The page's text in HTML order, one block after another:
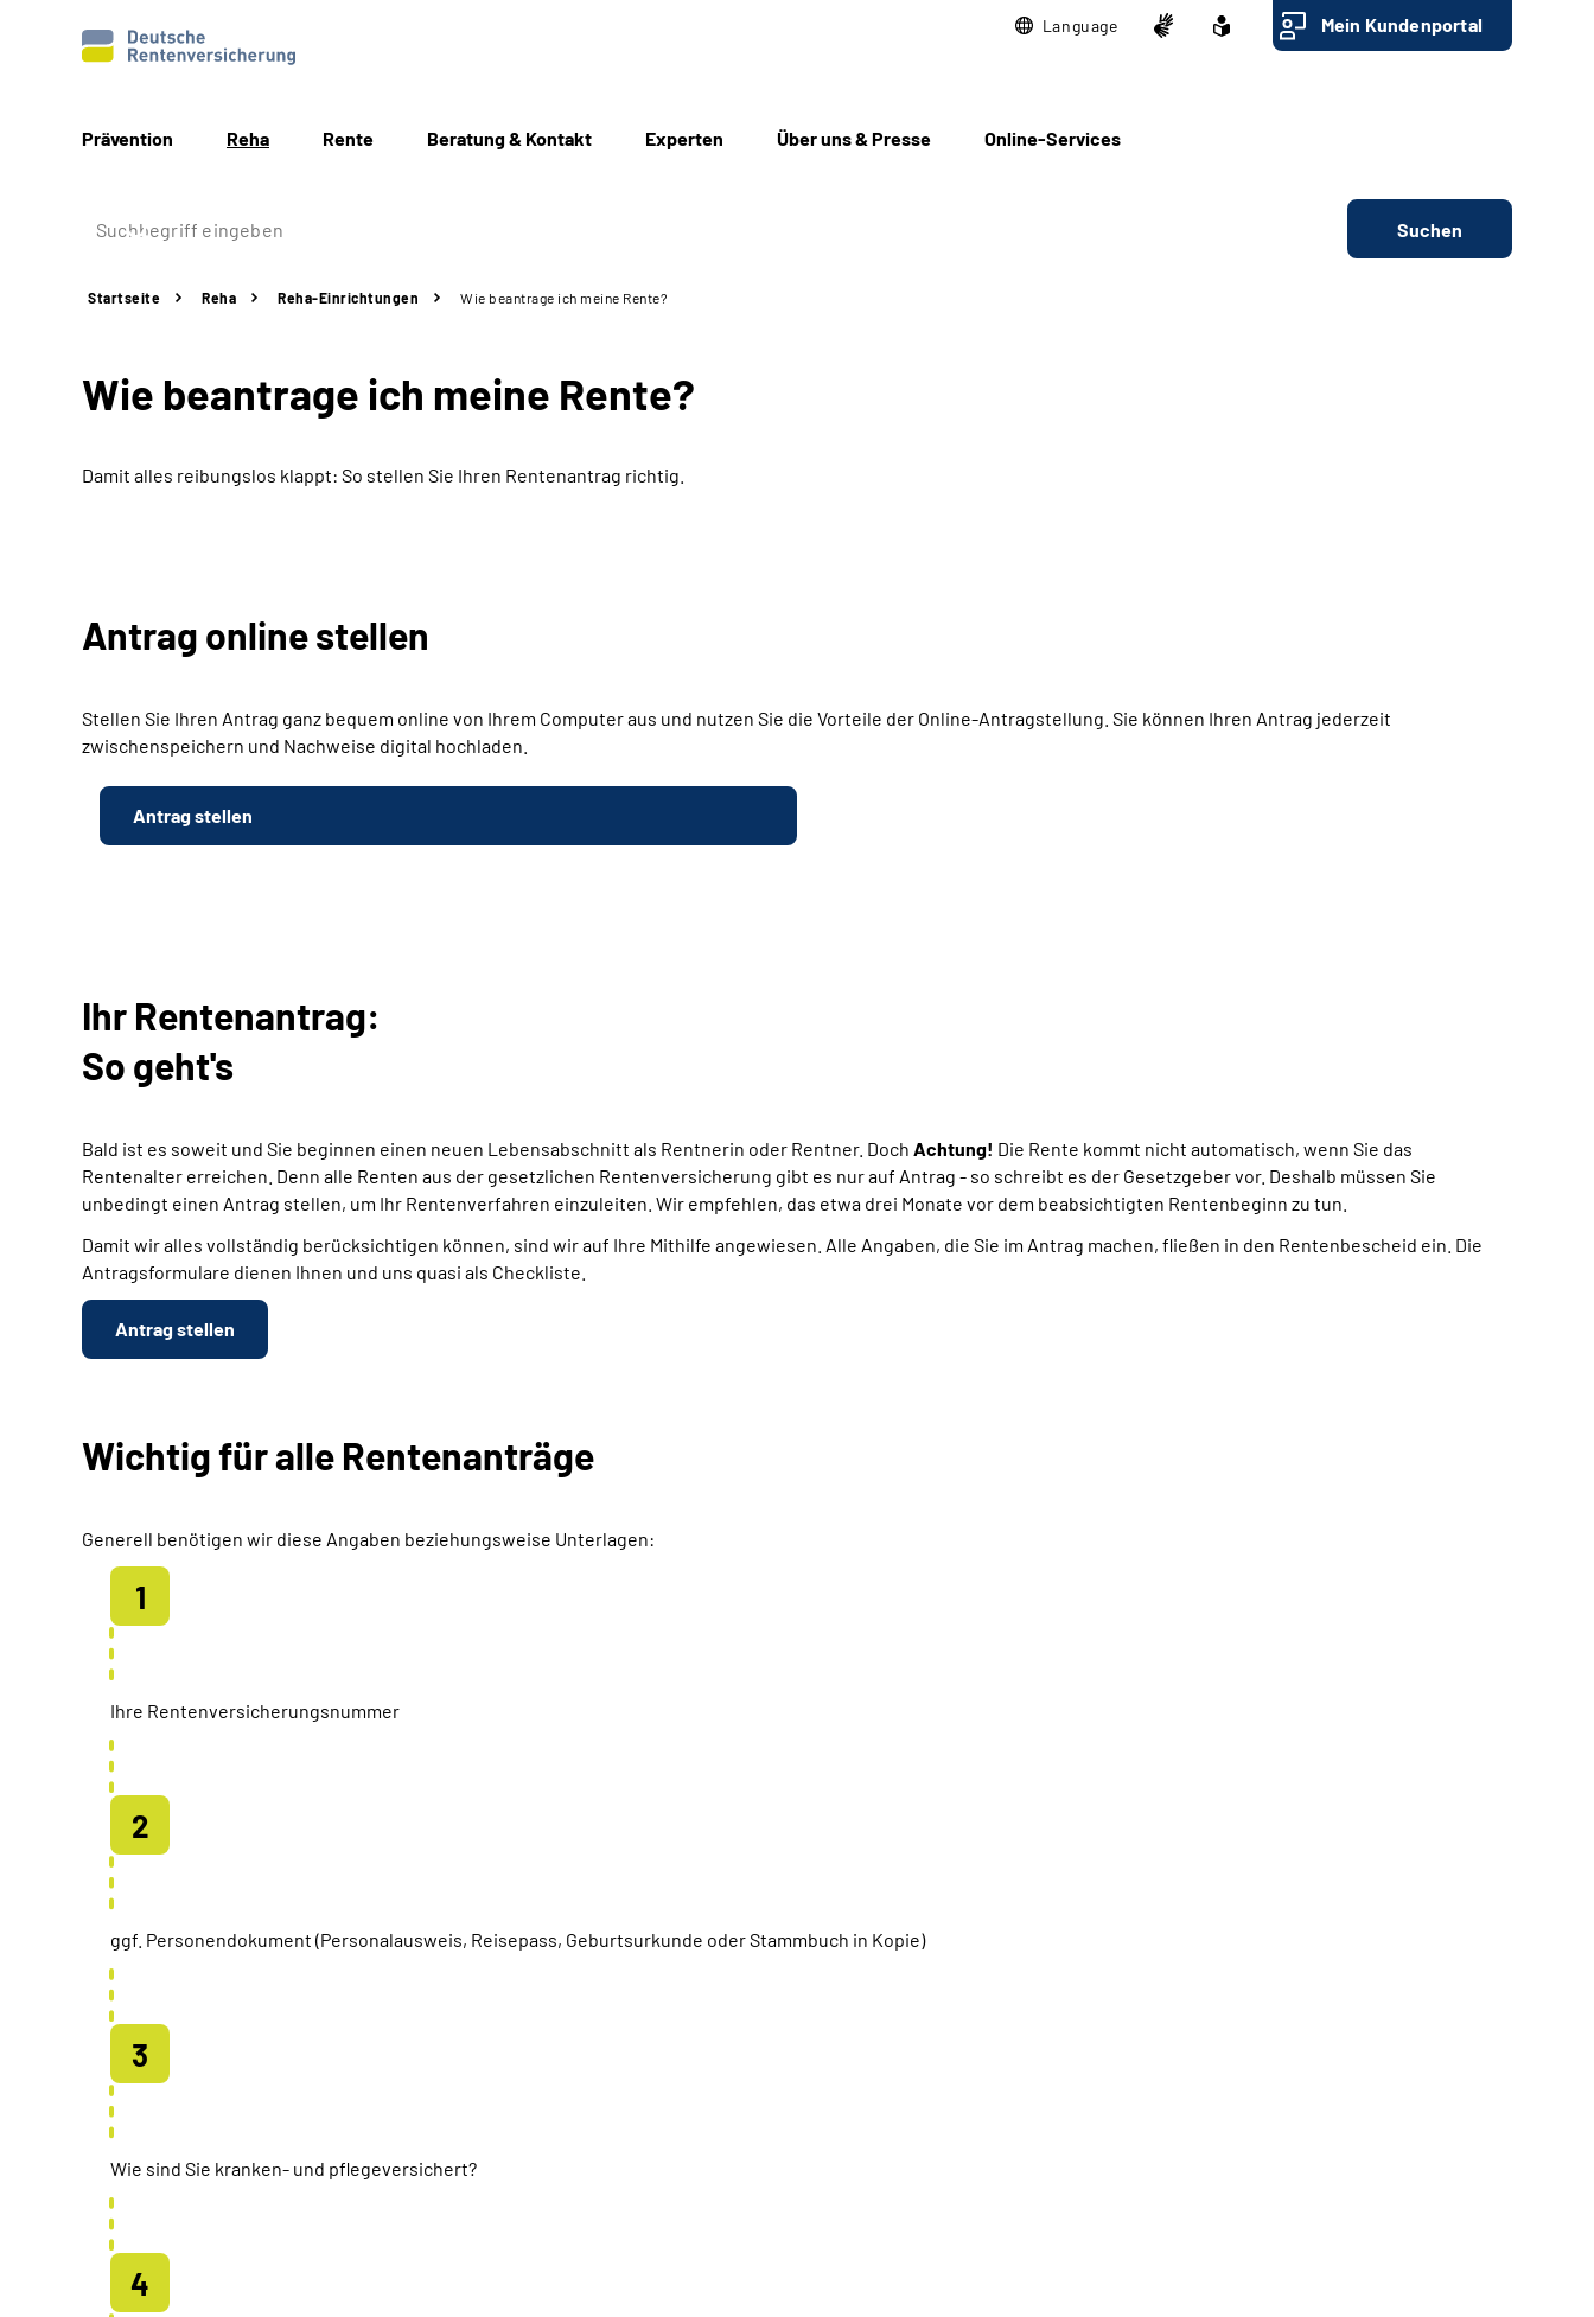
Language Mein Kundenportal
Prävention Reha Rente Beratung & Kontakt Experten Über uns & Presse Online-Services
Suchen
Startseite Reha Reha-Einrichtungen Wie beantrage ich meine Rente?
Wie beantrage ich meine Rente?
Damit alles reibungslos klappt: So stellen Sie Ihren Rentenantrag richtig.
Antrag online stellen
Stellen Sie Ihren Antrag ganz bequem online von Ihrem Computer aus und nutzen Sie die Vorteile der Online-Antragstellung. Sie können Ihren Antrag jederzeit
zwischenspeichern und Nachweise digital hochladen.
Antrag stellen
Ihr Rentenantrag:
So geht's
Bald ist es soweit und Sie beginnen einen neuen Lebensabschnitt als Rentnerin oder Rentner. Doch Achtung! Die Rente kommt nicht automatisch, wenn Sie das
Rentenalter erreichen. Denn alle Renten aus der gesetzlichen Rentenversicherung gibt es nur auf Antrag - so schreibt es der Gesetzgeber vor. Deshalb müssen Sie
unbedingt einen Antrag stellen, um Ihr Rentenverfahren einzuleiten. Wir empfehlen, das etwa drei Monate vor dem beabsichtigten Rentenbeginn zu tun.
Damit wir alles vollständig berücksichtigen können, sind wir auf Ihre Mithilfe angewiesen. Alle Angaben, die Sie im Antrag machen, fließen in den Rentenbescheid ein. Die
Antragsformulare dienen Ihnen und uns quasi als Checkliste.
Antrag stellen
Wichtig für alle Rentenanträge
Generell benötigen wir diese Angaben beziehungsweise Unterlagen:
Ihre Rentenversicherungsnummer
ggf. Personendokument (Personalausweis, Reisepass, Geburtsurkunde oder Stammbuch in Kopie)
Wie sind Sie kranken- und pflegeversichert?